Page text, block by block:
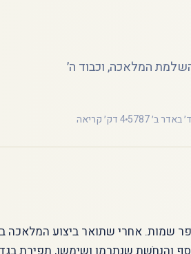
המלאכה, וכבוד ה׳
ד׳ באדר ב׳ 5787 4 דק׳ קריאה
שמות. אחרי שתואר ביצוע המלאכה